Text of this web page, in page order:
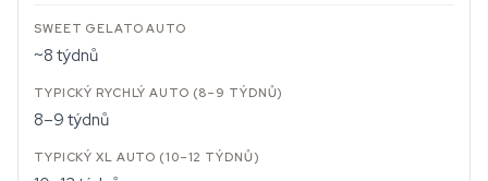
~8 týdnů
8–9 týdnů